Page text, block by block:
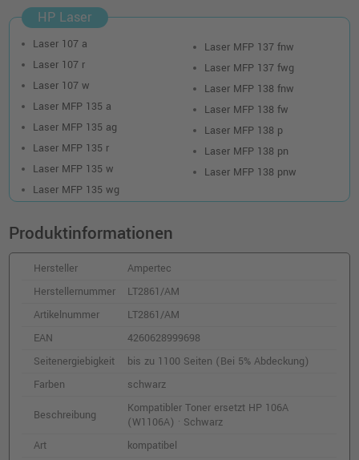
HP Laser
Laser 107 a
Laser 107 r
Laser 107 w
Laser MFP 135 a
Laser MFP 135 ag
Laser MFP 135 r
Laser MFP 135 w
Laser MFP 135 wg
Laser MFP 137 fnw
Laser MFP 137 fwg
Laser MFP 138 fnw
Laser MFP 138 fw
Laser MFP 138 p
Laser MFP 138 pn
Laser MFP 138 pnw
Produktinformationen
Hersteller
Ampertec
Herstellernummer
LT2861/AM
Artikelnummer
LT2861/AM
EAN
4260628999698
Seitenergiebigkeit
bis zu 1100 Seiten (Bei 5% Abdeckung)
Farben
schwarz
Beschreibung
Kompatibler Toner ersetzt HP 106A
(W1106A) · Schwarz
Art
kompatibel